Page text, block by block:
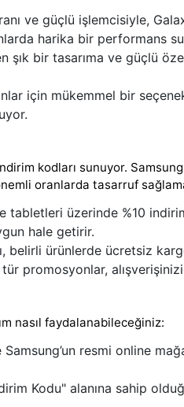
ve güçlü işlemcisiyle,
harika bir performans
şık bir tasarıma ve güçlü
için mükemmel bir
kodları sunuyor.
oranlarda tasarruf
tabletleri üzerinde %10
hale getirir.
belirli ürünlerde ücretsiz
promosyonlar,
nasıl faydalanabileceğiniz:
Samsung’un resmi online
Kodu" alanına sahip